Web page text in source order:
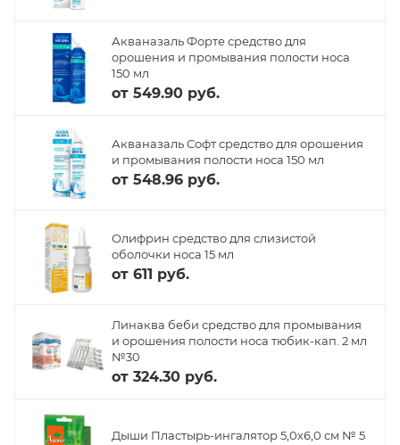
Акваназаль Форте средство для
орошения и промывания полости носа
150 мл
от 549.90 руб.
Акваназаль Софт средство для орошения
и промывания полости носа 150 мл
от 548.96 руб.
Олифрин средство для слизистой
оболочки носа 15 мл
от 611 руб.
Линаква беби средство для промывания
и орошения полости носа тюбик-кап. 2 мл
№30
от 324.30 руб.
Дыши Пластырь-ингалятор 5,0х6,0 см № 5